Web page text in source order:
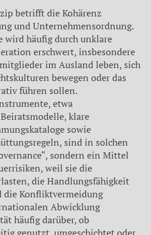
betrifft die Kohärenz
und Unternehmensordnung.
wird häufig durch unklare
erschwert, insbesondere
im Ausland leben, sich
bewegen oder das
führen sollen.
etwa
klare
sowie
sind in solchen
sondern ein Mittel
weil sie die
die Handlungsfähigkeit
die Konfliktvermeidung
Abwicklung
häufig darüber, ob